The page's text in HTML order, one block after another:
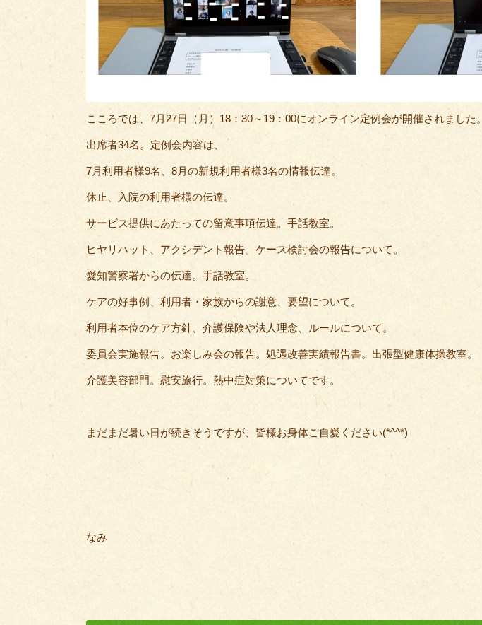
こころでは、7月27日（月）18：30～19：00にオンライン定例会が開催されました。
出席者34名。定例会内容は、
7月利用者様9名、8月の新規利用者様3名の情報伝達。
休止、入院の利用者様の伝達。
サービス提供にあたっての留意事項伝達。手話教室。
ヒヤリハット、アクシデント報告。ケース検討会の報告について。
愛知警察署からの伝達。手話教室。
ケアの好事例、利用者・家族からの謝意、要望について。
利用者本位のケア方針、介護保険や法人理念、ルールについて。
委員会実施報告。お楽しみ会の報告。処遇改善実績報告書。出張型健康体操教室。
介護美容部門。慰安旅行。熱中症対策についてです。
まだまだ暑い日が続きそうですが、皆様お身体ご自愛ください(*^^*)
なみ